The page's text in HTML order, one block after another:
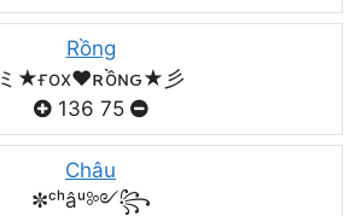
Rồng
ミ★ғox♥️ʀồɴԍ★彡
136 75
Châu
✼ᶜʰâᵘ༻꧂